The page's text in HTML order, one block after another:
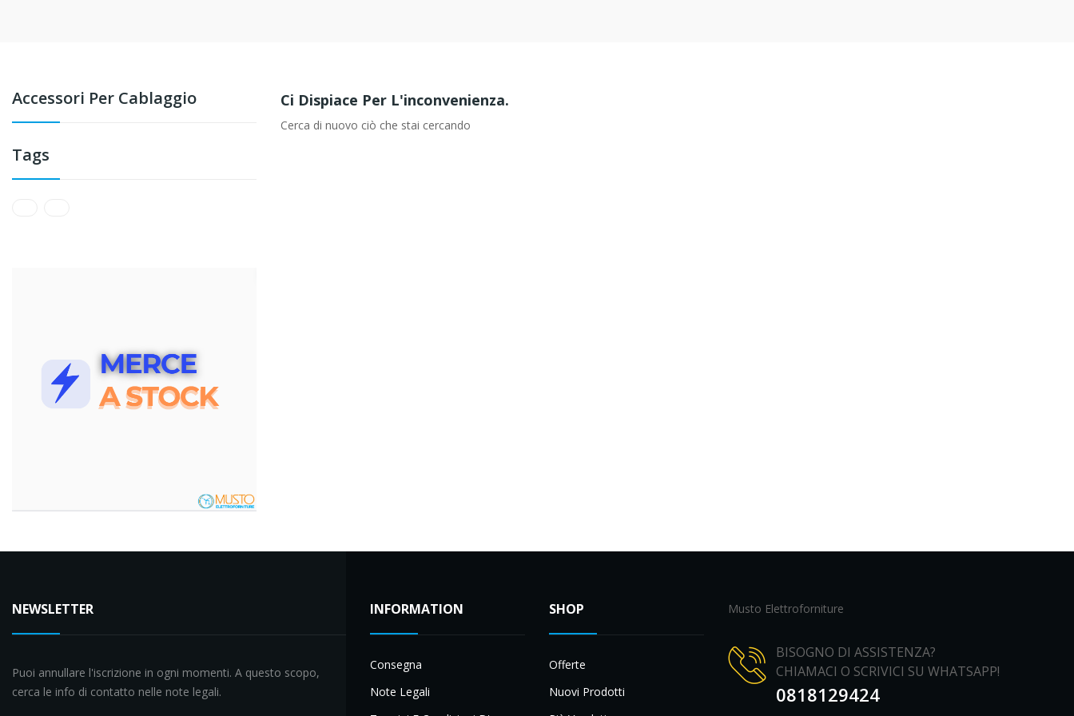
Accessori Per Cablaggio
Tags
Ci Dispiace Per L'inconvenienza.
Cerca di nuovo ciò che stai cercando
NEWSLETTER
Puoi annullare l'iscrizione in ogni momenti. A questo scopo,
cerca le info di contatto nelle note legali.
INFORMATION
Consegna
Note Legali
SHOP
Offerte
Nuovi Prodotti
Musto Elettroforniture
BISOGNO DI ASSISTENZA?
CHIAMACI O SCRIVICI SU WHATSAPP!
0818129424